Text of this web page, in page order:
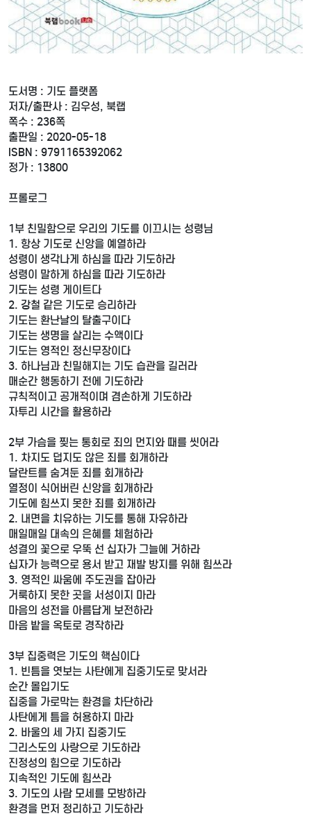
도서명 : 기도 플랫폼
저자/출판사 : 김우성, 북랩
쪽수 : 236쪽
출판일 : 2020-05-18
ISBN : 9791165392062
정가 : 13800
프롤로그
1부 친밀함으로 우리의 기도를 이끄시는 성령님
1. 항상 기도로 신앙을 예열하라
성령이 생각나게 하심을 따라 기도하라
성령이 말하게 하심을 따라 기도하라
기도는 성령 게이트다
2. 강철 같은 기도로 승리하라
기도는 환난날의 탈출구이다
기도는 생명을 살리는 수액이다
기도는 영적인 정신무장이다
3. 하나님과 친밀해지는 기도 습관을 길러라
매순간 행동하기 전에 기도하라
규칙적이고 공개적이며 겸손하게 기도하라
자투리 시간을 활용하라
2부 가슴을 찢는 통회로 죄의 먼지와 때를 씻어라
1. 차지도 덥지도 않은 죄를 회개하라
달란트를 숨겨둔 죄를 회개하라
열정이 식어버린 신앙을 회개하라
기도에 힘쓰지 못한 죄를 회개하라
2. 내면을 치유하는 기도를 통해 자유하라
매일매일 대속의 은혜를 체험하라
성결의 꽃으로 우뚝 선 십자가 그늘에 거하라
십자가 능력으로 용서 받고 재발 방지를 위해 힘쓰라
3. 영적인 싸움에 주도권을 잡아라
거룩하지 못한 곳을 서성이지 마라
마음의 성전을 아름답게 보전하라
마음 밭을 옥토로 경작하라
3부 집중력은 기도의 핵심이다
1. 빈틈을 엿보는 사탄에게 집중기도로 맞서라
순간 몰입기도
집중을 가로막는 환경을 차단하라
사탄에게 틈을 허용하지 마라
2. 바울의 세 가지 집중기도
그리스도의 사랑으로 기도하라
진정성의 힘으로 기도하라
지속적인 기도에 힘쓰라
3. 기도의 사람 모세를 모방하라
환경을 먼저 정리하고 기도하라